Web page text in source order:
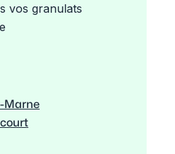
vos granulats
Marne